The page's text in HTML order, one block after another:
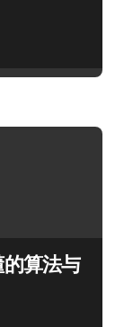
算法与